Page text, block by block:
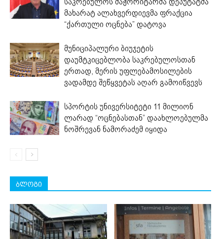
მახარატ ალახვერდიევმა ფრაქცია
“ქართული ოცნება” დატოვა
მუნიციპალური ბიუჯეტის
დაუმტკიცებლობა საკრებულოსთან
ერთად, მერის უფლებამოსილების
ვადამდე შეწყვეტას აღარ გამოიწვევს
სპორტის უნივერსიტეტი 11 მილიონ
ლარად “ოცნებასთან” დაახლოებულმა
ნოშრევან ნამორაძემ იყიდა
ბლოგი